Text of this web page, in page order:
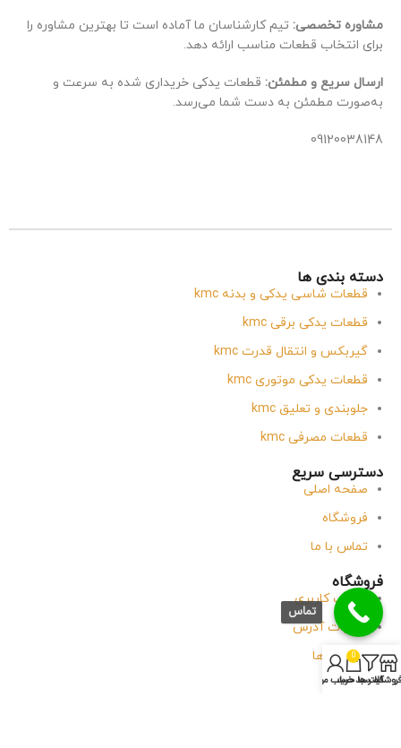
مشاوره تخصصی: تیم کارشناسان ما آماده است تا بهترین مشاوره را
برای انتخاب قطعات مناسب ارائه دهد.
ارسال سریع و مطمئن: قطعات یدکی خریداری شده به سرعت و
به‌صورت مطمئن به دست شما می‌رسد.
09120038148
دسته بندی ها
قطعات شاسی یدکی و بدنه kmc
قطعات یدکی برقی kmc
گیربکس و انتقال قدرت kmc
قطعات یدکی موتوری kmc
جلوبندی و تعلیق kmc
قطعات مصرفی kmc
دسترسی سریع
صفحه اصلی
فروشگاه
تماس با ما
فروشگاه
حساب کاربری
جزئیات آدرس
سفارش ها
وبلاگ فروشگاهفیلتر ها
0
سبد خرید
حساب من
تماس